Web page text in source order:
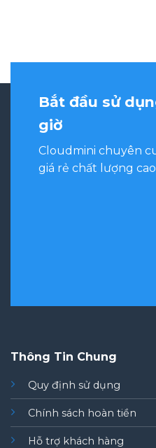
Bắt đầu sử
giờ
Cloudmini chuyên
giá rẻ chất lượng
Thông Tin Chung
Quy định sử dụng
Chính sách hoàn tiền
Hỗ trợ khách hàng